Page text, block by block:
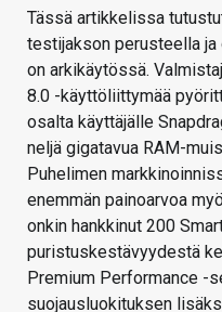
Tässä artikkelissa
testijakson perusteella ja
on arkikäytössä.
8.0 -käyttöliittymää
osalta käyttäjälle
neljä gigatavua RAM-
Puhelimen
enemmän painoarvoa
onkin hankkinut 200
puristuskestävyydestä
Premium Performance -
suojausluokituksen